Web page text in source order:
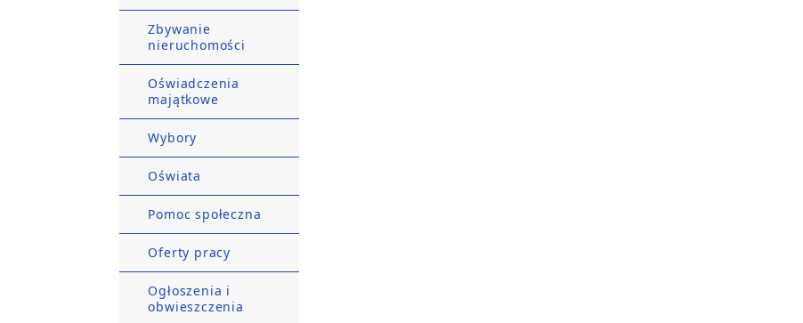
Zbywanie
nieruchomości
Oświadczenia
majątkowe
Wybory
Oświata
Pomoc społeczna
Oferty pracy
Ogłoszenia i
obwieszczenia